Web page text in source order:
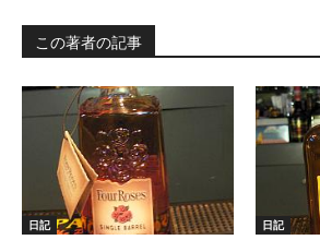
この著者の記事
日記
日記